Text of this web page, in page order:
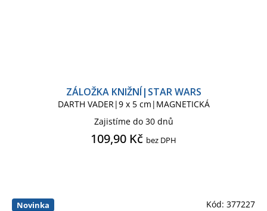
ZÁLOŽKA KNIŽNÍ|STAR WARS
DARTH VADER|9 x 5 cm|MAGNETICKÁ
Zajistíme do 30 dnů
109,90 Kč bez DPH
Novinka Kód: 377227